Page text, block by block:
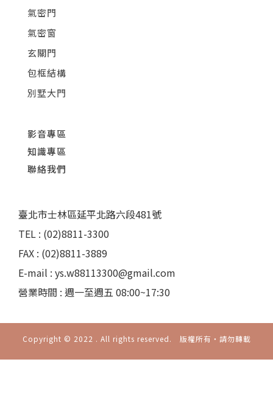
氣密門
氣密窗
玄關門
包框結構
別墅大門
影音專區
知識專區
聯絡我們
臺北市士林區延平北路六段481號
TEL : (02)8811-3300
FAX : (02)8811-3889
E-mail : ys.w88113300@gmail.com
營業時間 : 週一至週五 08:00~17:30
Copyright © 2022 . All rights reserved. 版權所有‧請勿轉載